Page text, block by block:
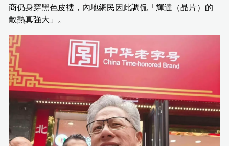
商仍身穿黑色皮褸，內地網民因此調侃「輝達（晶片）的
散熱真強大」。